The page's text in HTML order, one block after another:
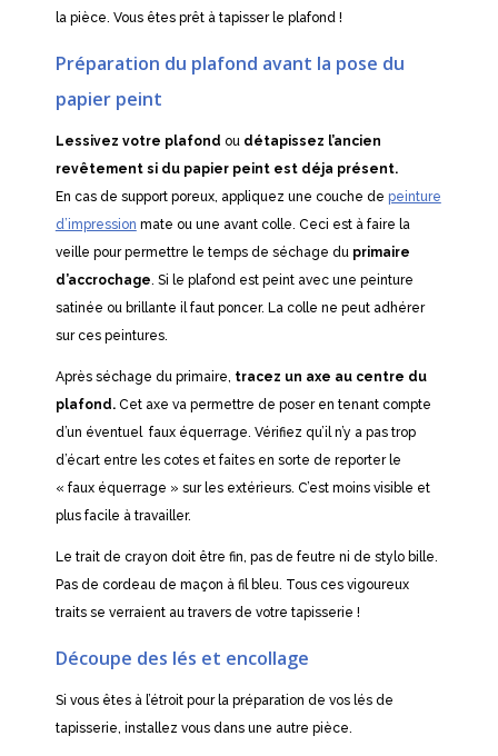
la pièce. Vous êtes prêt à tapisser le plafond !
Préparation du plafond avant la pose du
papier peint
Lessivez votre plafond ou détapissez l’ancien
revêtement si du papier peint est déja présent.
En cas de support poreux, appliquez une couche de peinture
d’impression mate ou une avant colle. Ceci est à faire la
veille pour permettre le temps de séchage du primaire
d’accrochage. Si le plafond est peint avec une peinture
satinée ou brillante il faut poncer. La colle ne peut adhérer
sur ces peintures.
Après séchage du primaire, tracez un axe au centre du
plafond.Cet axe va permettre de poser en tenant compte
d’un éventuel faux équerrage. Vérifiez qu’il n’y a pas trop
d’écart entre les cotes et faites en sorte de reporter le
« faux équerrage » sur les extérieurs. C’est moins visible et
plus facile à travailler.
Le trait de crayon doit être fin, pas de feutre ni de stylo bille.
Pas de cordeau de maçon à fil bleu. Tous ces vigoureux
traits se verraient au travers de votre tapisserie !
Découpe des lés et encollage
Si vous êtes à l’étroit pour la préparation de vos lés de
tapisserie, installez vous dans une autre pièce.